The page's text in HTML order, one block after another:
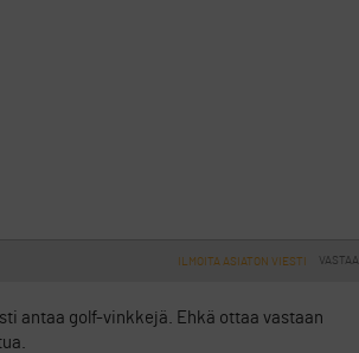
VASTAA
ILMOITA ASIATON VIESTI
antaa golf-vinkkejä. Ehkä ottaa vastaan